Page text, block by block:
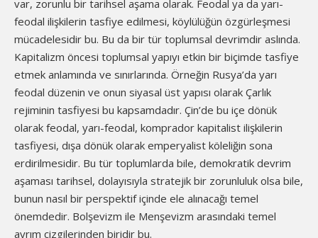
var, zorunlu bir tarihsel aşama olarak. Feodal ya da yarı-
feodal ilişkilerin tasfiye edilmesi, köylülüğün özgürleşmesi
mücadelesidir bu. Bu da bir tür toplumsal devrimdir aslında.
Kapitalizm öncesi toplumsal yapıyı etkin bir biçimde tasfiye
etmek anlamında ve sınırlarında. Örneğin Rusya’da yarı
feodal düzenin ve onun siyasal üst yapısı olarak Çarlık
rejiminin tasfiyesi bu kapsamdadır. Çin’de bu içe dönük
olarak feodal, yarı-feodal, komprador kapitalist ilişkilerin
tasfiyesi, dışa dönük olarak emperyalist köleliğin sona
erdirilmesidir. Bu tür toplumlarda bile, demokratik devrim
aşaması tarihsel, dolayısıyla stratejik bir zorunluluk olsa bile,
bunun nasıl bir perspektif içinde ele alınacağı temel
önemdedir. Bolşevizm ile Menşevizm arasındaki temel
ayrım çizgilerinden biridir bu.